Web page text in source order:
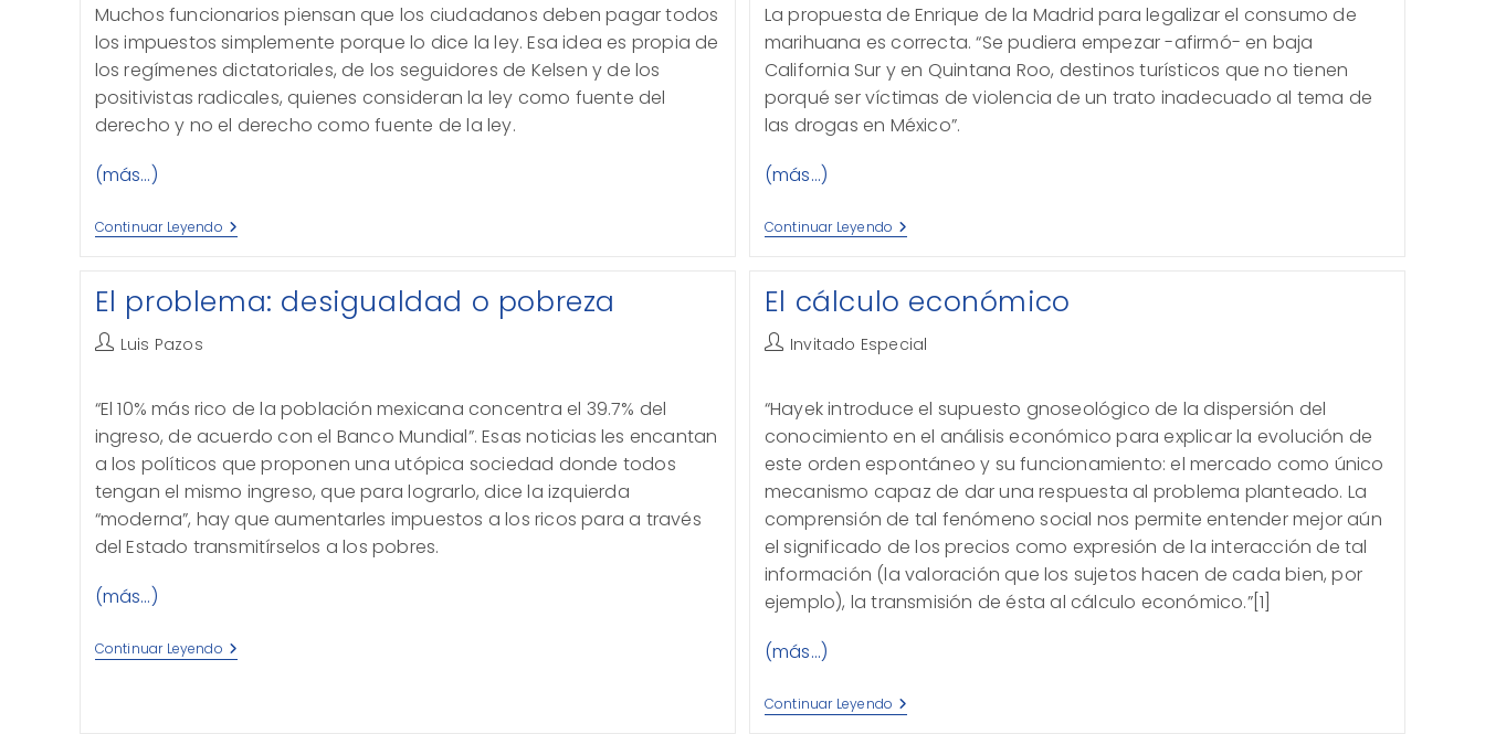
entrada:
Muchos funcionarios piensan que los ciudadanos deben pagar todos
los impuestos simplemente porque lo dice la ley. Esa idea es propia de
los regímenes dictatoriales, de los seguidores de Kelsen y de los
positivistas radicales, quienes consideran la ley como fuente del
derecho y no el derecho como fuente de la ley.
(más…)
Continuar LeyendoImpuestos
¿son
entrada:
La propuesta de Enrique de la Madrid para legalizar el consumo de
marihuana es correcta. “Se pudiera empezar -afirmó- en baja
California Sur y en Quintana Roo, destinos turísticos que no tienen
porqué ser víctimas de violencia de un trato inadecuado al tema de
las drogas en México”.
(más…)
Continuar Leyendo ¿Legalizar
La
El problema: desigualdad o pobreza
Autor
entrada:
Luis Pazos
“El 10% más rico de la población mexicana concentra el 39.7% del
ingreso, de acuerdo con el Banco Mundial”. Esas noticias les encantan
a los políticos que proponen una utópica sociedad donde todos
tengan el mismo ingreso, que para lograrlo, dice la izquierda
“moderna”, hay que aumentarles impuestos a los ricos para a través
del Estado transmitírselos a los pobres.
(más…)
Continuar LeyendoEl
Problema:
El cálculo económico
Autor
entrada:
Invitado Especial
“Hayek introduce el supuesto gnoseológico de la dispersión del
conocimiento en el análisis económico para explicar la evolución de
este orden espontáneo y su funcionamiento: el mercado como único
mecanismo capaz de dar una respuesta al problema planteado. La
comprensión de tal fenómeno social nos permite entender mejor aún
el significado de los precios como expresión de la interacción de tal
información (la valoración que los sujetos hacen de cada bien, por
ejemplo), la transmisión de ésta al cálculo económico.”[1]
(más…)
Continuar Leyendo El
Cálculo